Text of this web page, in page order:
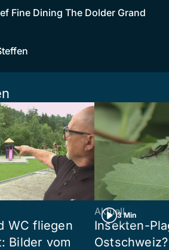
Fine Dining The Dolder Grand
WC fliegen
Bilder vom
3 Min
Aktuell
Insekten-